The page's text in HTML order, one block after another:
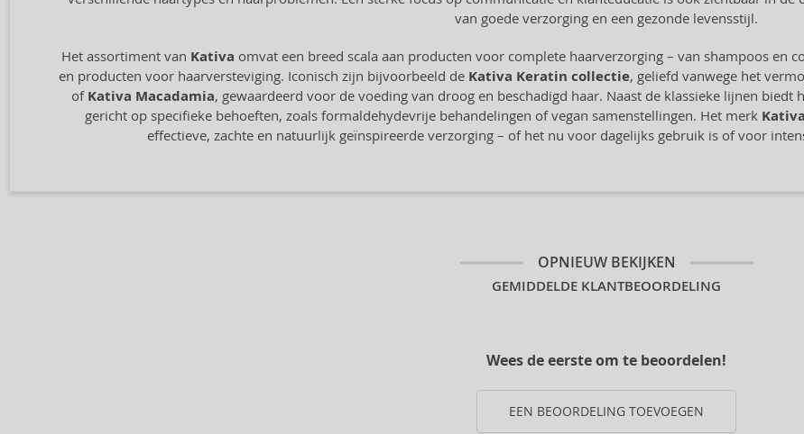
van goede verzorging en een gezonde levensstijl.
Het assortiment van Kativa omvat een breed scala aan producten voor complete haarverzorging – van shampoos en
en producten voor haarversteviging. Iconisch zijn bijvoorbeeld de Kativa Keratin collectie, geliefd vanwege het
of Kativa Macadamia, gewaardeerd voor de voeding van droog en beschadigd haar. Naast de klassieke lijnen
gericht op specifieke behoeften, zoals formaldehydevrije behandelingen of vegan samenstellingen. Het merk Kativa
effectieve, zachte en natuurlijk geïnspireerde verzorging – of het nu voor dagelijks gebruik is of voor
OPNIEUW BEKIJKEN
GEMIDDELDE KLANTBEOORDELING
Wees de eerste om te beoordelen!
EEN BEOORDELING TOEVOEGEN